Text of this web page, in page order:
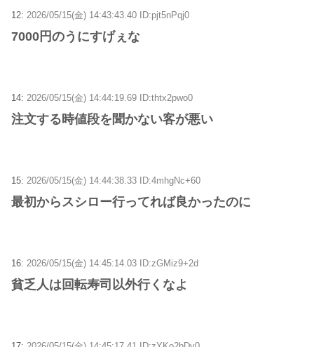
12: 2026/05/15(金) 14:43:43.40 ID:pjt5nPqj0
7000円のうにすげぇな
14: 2026/05/15(金) 14:44:19.69 ID:thtx2pwo0
注文する時値段を聞かない客が悪い
15: 2026/05/15(金) 14:44:38.33 ID:4mhgNc+60
最初からスシロー行ってれば良かったのに
16: 2026/05/15(金) 14:45:14.03 ID:zGMiz9+2d
貧乏人は回転寿司以外行くなよ